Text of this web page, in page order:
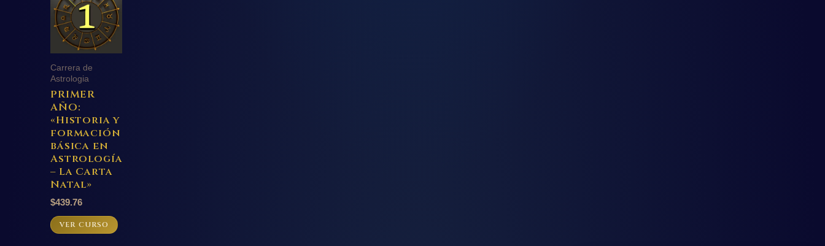
Carrera de
Astrologia
PRIMER
AÑO:
«Historia y
formación
básica en
Astrología
– La Carta
Natal»
$439.76
VER CURSO